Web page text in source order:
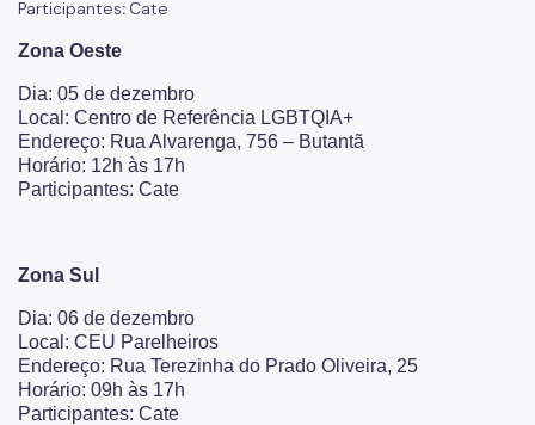
Participantes: Cate
Zona Oeste
Dia: 05 de dezembro
Local: Centro de Referência LGBTQIA+
Endereço: Rua Alvarenga, 756 – Butantã
Horário: 12h às 17h
Participantes: Cate
Zona Sul
Dia: 06 de dezembro
Local: CEU Parelheiros
Endereço: Rua Terezinha do Prado Oliveira, 25
Horário: 09h às 17h
Participantes: Cate